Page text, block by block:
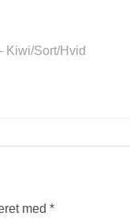
Kiwi/Sort/Hvid
med *